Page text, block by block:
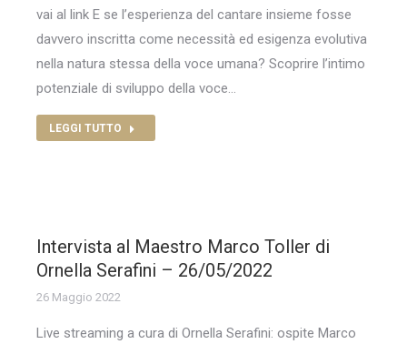
vai al link E se l’esperienza del cantare insieme fosse
davvero inscritta come necessità ed esigenza evolutiva
nella natura stessa della voce umana? Scoprire l’intimo
potenziale di sviluppo della voce…
LEGGI TUTTO
Intervista al Maestro Marco Toller di
Ornella Serafini – 26/05/2022
26 Maggio 2022
Live streaming a cura di Ornella Serafini: ospite Marco